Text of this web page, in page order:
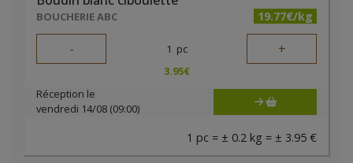
BOUCHERIE ABC 19.77€/kg
- 1 pc +
3.95€
Réception le
vendredi 14/08 (09:00)
1 pc = ± 0.2 kg = ± 3.95 €